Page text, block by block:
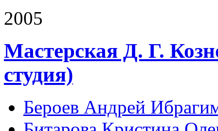
2005
Мастерская Д. Г.
студия)
Бероев Андрей